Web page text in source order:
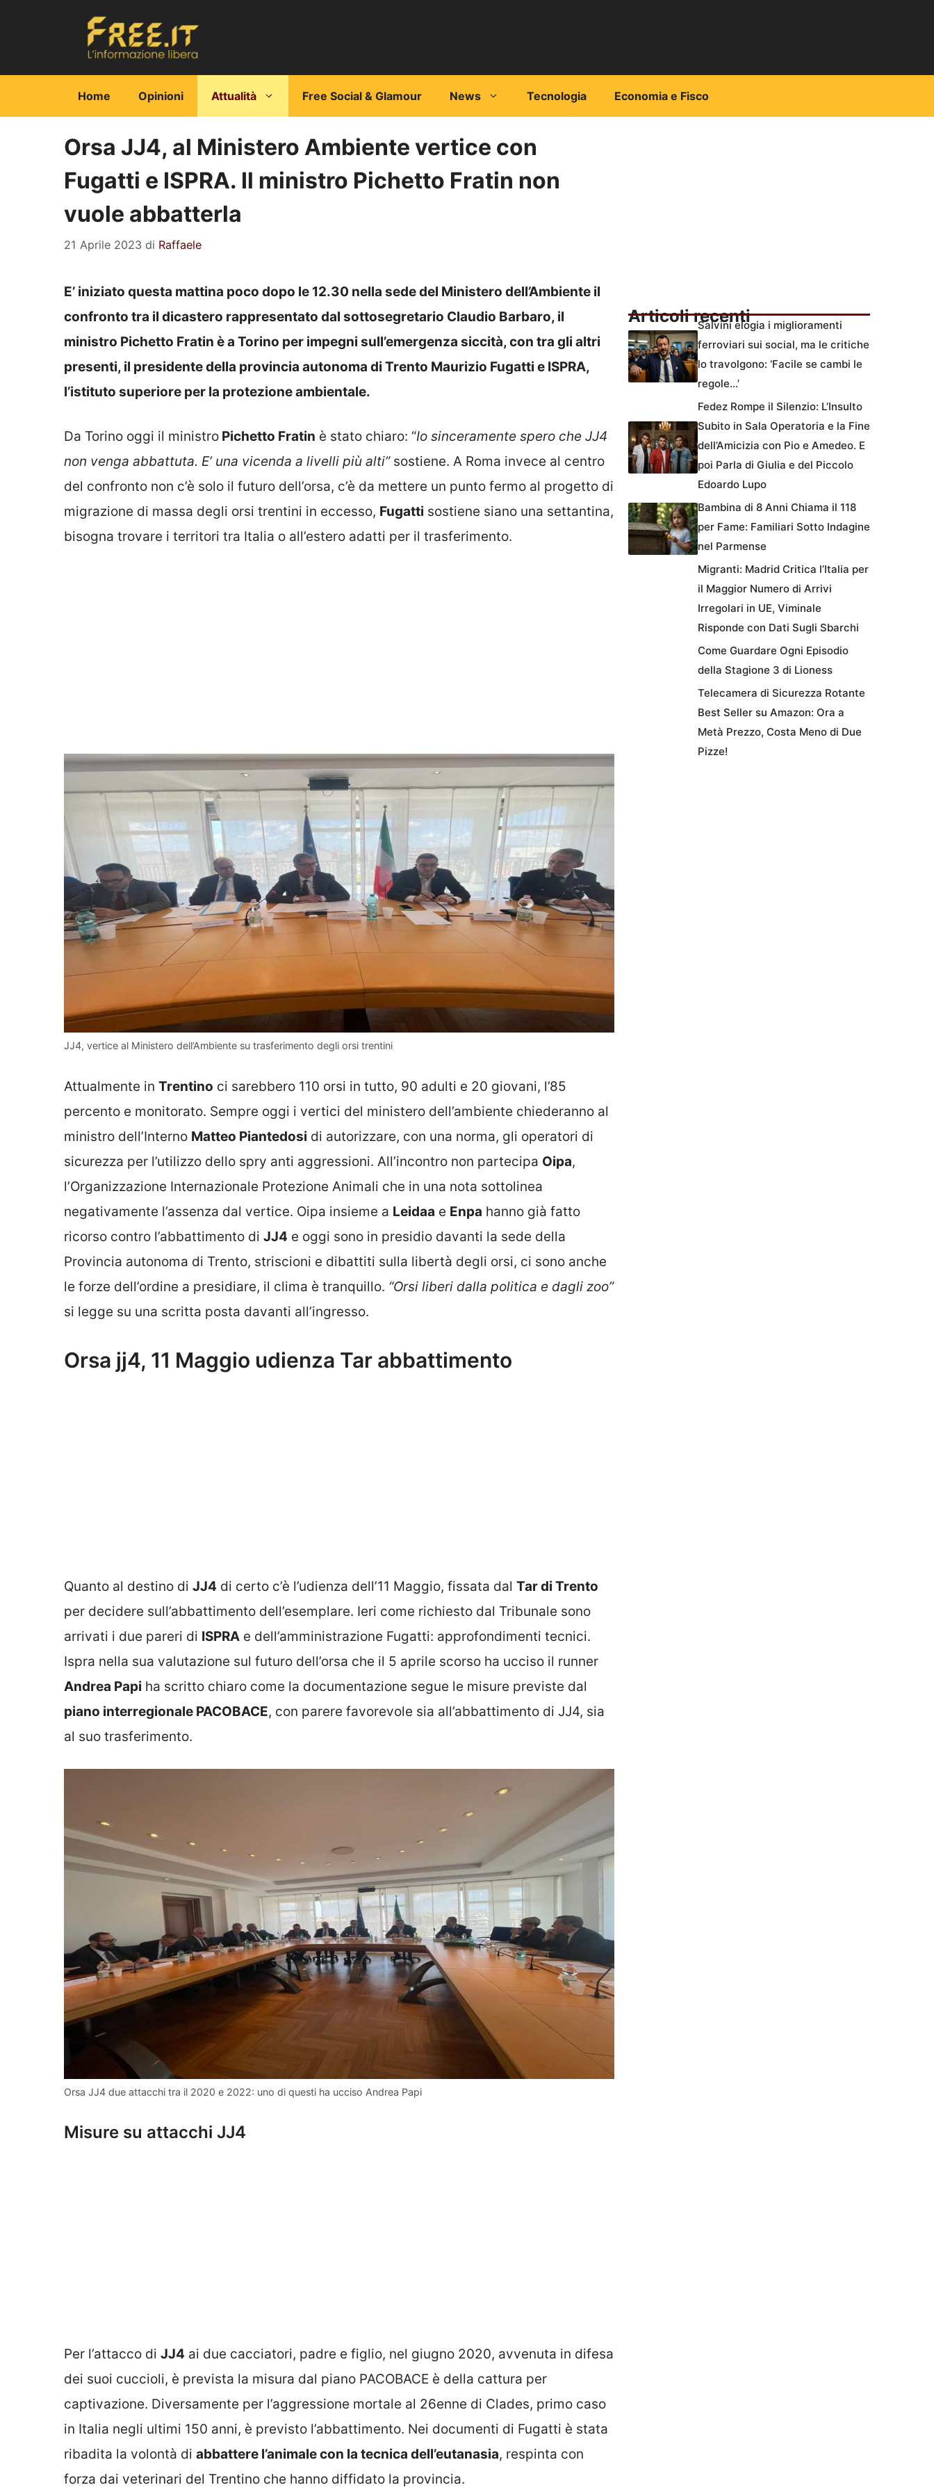
Home Opinioni Attualità Free Social & Glamour News Tecnologia Economia e Fisco
Orsa JJ4, al Ministero Ambiente vertice con
Fugatti e ISPRA. Il ministro Pichetto Fratin non
vuole abbatterla
21 Aprile 2023 di Raffaele
E’ iniziato questa mattina poco dopo le 12.30 nella sede del Ministero dell’Ambiente il
confronto tra il dicastero rappresentato dal sottosegretario Claudio Barbaro, il
ministro Pichetto Fratin è a Torino per impegni sull’emergenza siccità, con tra gli altri
presenti, il presidente della provincia autonoma di Trento Maurizio Fugatti e ISPRA,
l’istituto superiore per la protezione ambientale.
Da Torino oggi il ministro Pichetto Fratin è stato chiaro: “Io sinceramente spero che JJ4
non venga abbattuta. E’ una vicenda a livelli più alti”sostiene. A Roma invece al centro
del confronto non c’è solo il futuro dell’orsa, c’è da mettere un punto fermo al progetto di
migrazione di massa degli orsi trentini in eccesso, Fugatti sostiene siano una settantina,
bisogna trovare i territori tra Italia o all’estero adatti per il trasferimento.
JJ4, vertice al Ministero dell’Ambiente su trasferimento degli orsi trentini
Attualmente in Trentino ci sarebbero 110 orsi in tutto, 90 adulti e 20 giovani, l’85
percento e monitorato. Sempre oggi i vertici del ministero dell’ambiente chiederanno al
ministro dell’Interno Matteo Piantedosi di autorizzare, con una norma, gli operatori di
sicurezza per l’utilizzo dello spry anti aggressioni. All’incontro non partecipa Oipa,
l’Organizzazione Internazionale Protezione Animali che in una nota sottolinea
negativamente l’assenza dal vertice. Oipa insieme a Leidaa e Enpa hanno già fatto
ricorso contro l’abbattimento di JJ4 e oggi sono in presidio davanti la sede della
Provincia autonoma di Trento, striscioni e dibattiti sulla libertà degli orsi, ci sono anche
le forze dell’ordine a presidiare, il clima è tranquillo. “Orsi liberi dalla politica e dagli zoo”
si legge su una scritta posta davanti all’ingresso.
Orsa jj4, 11 Maggio udienza Tar abbattimento
Quanto al destino di JJ4 di certo c’è l’udienza dell’11 Maggio, fissata dal Tar di Trento
per decidere sull’abbattimento dell’esemplare. Ieri come richiesto dal Tribunale sono
arrivati i due pareri di ISPRA e dell’amministrazione Fugatti: approfondimenti tecnici.
Ispra nella sua valutazione sul futuro dell’orsa che il 5 aprile scorso ha ucciso il runner
Andrea Papi ha scritto chiaro come la documentazione segue le misure previste dal
piano interregionale PACOBACE, con parere favorevole sia all’abbattimento di JJ4, sia
al suo trasferimento.
Orsa JJ4 due attacchi tra il 2020 e 2022: uno di questi ha ucciso Andrea Papi
Misure su attacchi JJ4
Per l’attacco di JJ4 ai due cacciatori, padre e figlio, nel giugno 2020, avvenuta in difesa
dei suoi cuccioli, è prevista la misura dal piano PACOBACE è della cattura per
captivazione. Diversamente per l’aggressione mortale al 26enne di Clades, primo caso
in Italia negli ultimi 150 anni, è previsto l’abbattimento. Nei documenti di Fugatti è stata
ribadita la volontà di abbattere l’animale con la tecnica dell’eutanasia, respinta con
forza dai veterinari del Trentino che hanno diffidato la provincia.
Articoli recentiSalvini elogia i miglioramenti
ferroviari sui social, ma le critiche
lo travolgono: ‘Facile se cambi le
regole…’
Fedez Rompe il Silenzio: L’Insulto
Subito in Sala Operatoria e la Fine
dell’Amicizia con Pio e Amedeo. E
poi Parla di Giulia e del Piccolo
Edoardo Lupo
Bambina di 8 Anni Chiama il 118
per Fame: Familiari Sotto Indagine
nel Parmense
Migranti: Madrid Critica l’Italia per
il Maggior Numero di Arrivi
Irregolari in UE, Viminale
Risponde con Dati Sugli Sbarchi
Come Guardare Ogni Episodio
della Stagione 3 di Lioness
Telecamera di Sicurezza Rotante
Best Seller su Amazon: Ora a
Metà Prezzo, Costa Meno di Due
Pizze!